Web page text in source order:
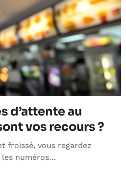
d’attente au
vos recours ?
froissé, vous regardez
les numéros…